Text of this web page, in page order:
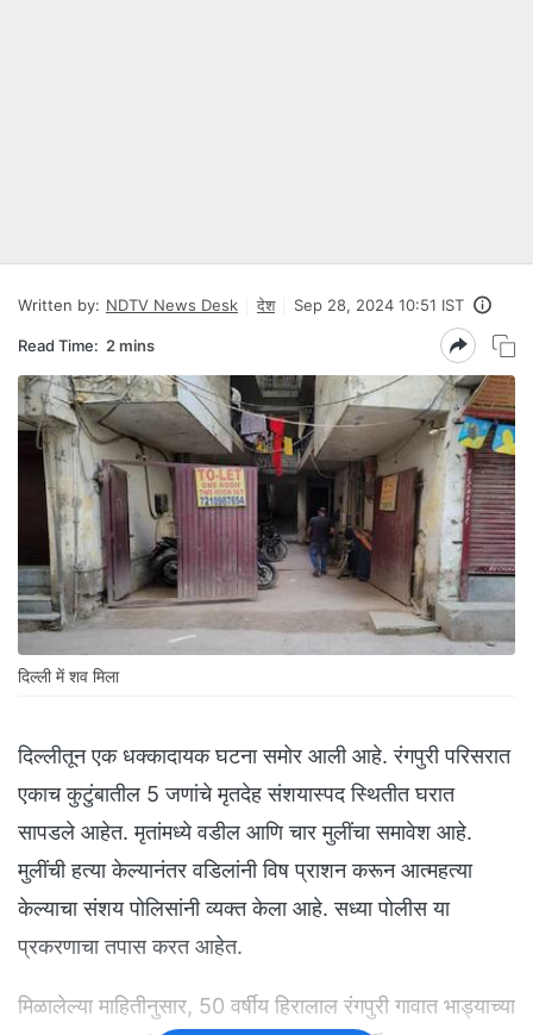
Written by: NDTV News Desk देश Sep 28, 2024 10:51 IST
Read Time: 2 mins
दिल्ली में शव मिला
दिल्लीतून एक धक्कादायक घटना समोर आली आहे. रंगपुरी परिसरात
एकाच कुटुंबातील 5 जणांचे मृतदेह संशयास्पद स्थितीत घरात
सापडले आहेत. मृतांमध्ये वडील आणि चार मुलींचा समावेश आहे.
मुलींची हत्या केल्यानंतर वडिलांनी विष प्राशन करून आत्महत्या
केल्याचा संशय पोलिसांनी व्यक्त केला आहे. सध्या पोलीस या
प्रकरणाचा तपास करत आहेत.
मिळालेल्या माहितीनुसार, 50 वर्षीय हिरालाल रंगपुरी गावात भाड्याच्या